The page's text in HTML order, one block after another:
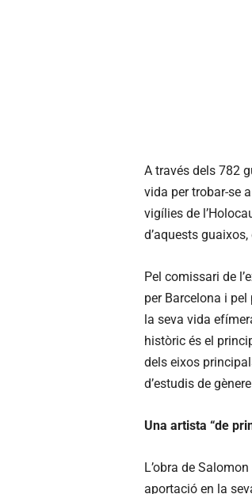
A través dels 782
vida per trobar-se
vigílies de
d’aquests
Pel comissari de
per Barcelona i
la seva vida
històric és el
dels eixos
d’estudis de
Una artista “de
L’obra de
aportació en la